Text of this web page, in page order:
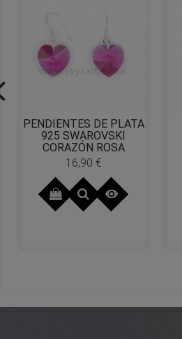
PENDIENTES DE PLATA
925 SWAROVSKI
CORAZÓN ROSA
Precio
16,90 €
